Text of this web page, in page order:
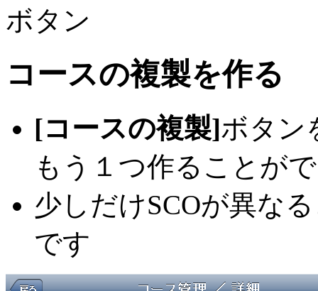
ボタン
コースの複製を作る
[コースの複製]ボタン
もう１つ作ることが
少しだけSCOが異な
です